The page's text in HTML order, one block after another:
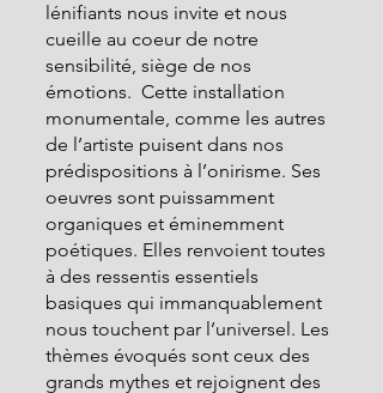
lénifiants nous invite et nous
cueille au coeur de notre
sensibilité, siège de nos
émotions.  Cette installation
monumentale, comme les autres
de l’artiste puisent dans nos
prédispositions à l’onirisme. Ses
oeuvres sont puissamment
organiques et éminemment
poétiques. Elles renvoient toutes
à des ressentis essentiels
basiques qui immanquablement
nous touchent par l’universel. Les
thèmes évoqués sont ceux des
grands mythes et rejoignent des